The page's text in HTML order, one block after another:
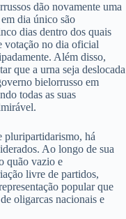
dão novamente uma
dia único são
dias dentro dos quais
votação no dia oficial
Além disso,
que a urna seja deslocada
bielorrusso em
todas as suas
pluripartidarismo, há
Ao longo de sua
quão vazio e
livre de partidos,
popular que
oligarcas nacionais e